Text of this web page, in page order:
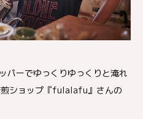
パーでゆっくりゆっくりと淹れ
煎ショップ『fulalafu』さんの